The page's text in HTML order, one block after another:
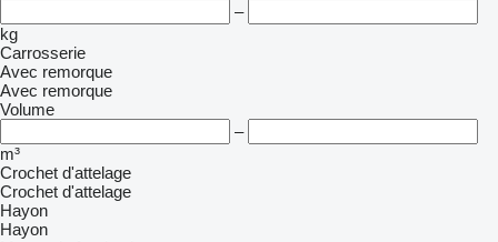
–
kg
Carrosserie
Avec remorque
Avec remorque
Volume
–
m³
Crochet d'attelage
Crochet d'attelage
Hayon
Hayon